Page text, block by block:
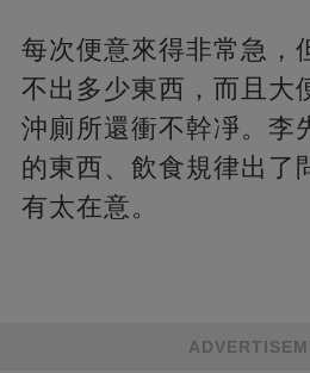
每次便意來得非常急，
不出多少東西，而且大
沖廁所還衝不幹凈。李
的東西、飲食規律出了
有太在意。